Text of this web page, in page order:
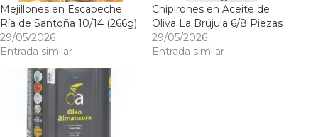
Mejillones en Escabeche
Ría de Santoña 10/14 (266g)
29/05/2026
Entrada similar
Chipirones en Aceite de
Oliva La Brújula 6/8 Piezas
29/05/2026
Entrada similar